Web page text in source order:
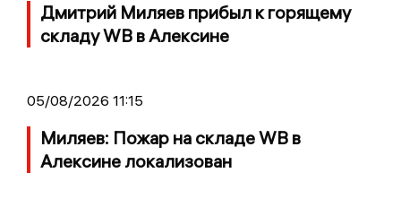
Дмитрий Миляев прибыл к горящему
складу WB в Алексине
05/08/2026 11:15
Миляев: Пожар на складе WB в
Алексине локализован